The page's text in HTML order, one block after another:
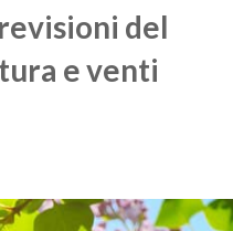
del
e venti